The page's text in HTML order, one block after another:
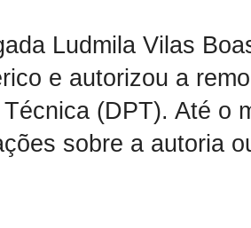
Ludmila Vilas
e autorizou a
(DPT). Até o
sobre a autoria